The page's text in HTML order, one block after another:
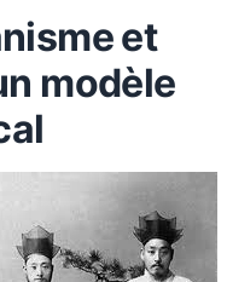
et
modèle